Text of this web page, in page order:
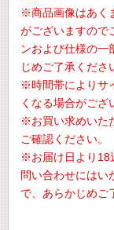
※商品画像はあく
がございますので
ンおよび仕様の一
じめご了承くださ
※時間帯によりサ
くなる場合がござ
※お買い求めいた
ご確認ください。
※お届け日より18
問い合わせにはい
で、あらかじめご